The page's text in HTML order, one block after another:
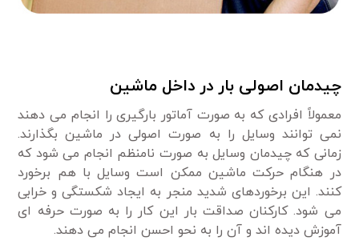
چیدمان اصولی بار در داخل ماشین
معمولاً افرادی که به صورت آماتور بارگیری را انجام می دهند
نمی توانند وسایل را به صورت اصولی در ماشین بگذارند.
زمانی که چیدمان وسایل به صورت نامنظم انجام می شود که
در هنگام حرکت ماشین ممکن است وسایل با هم برخورد
کنند. این برخوردهای شدید منجر به ایجاد شکستگی و خرابی
می شود. کارکنان صداقت بار این کار را به صورت حرفه ای
آموزش دیده اند و آن را به نحو احسن انجام می دهند.